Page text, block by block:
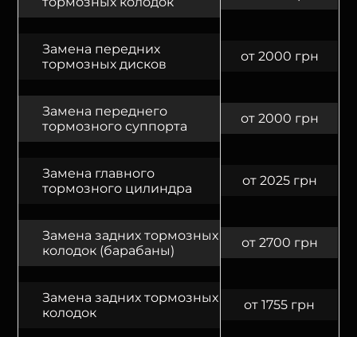
Замена передних
тормозных дисков
от 2000 грн
Замена переднего
тормозного суппорта
от 2000 грн
Замена главного
тормозного цилиндра
от 2025 грн
Замена задних тормозных
колодок (барабаны)
от 2700 грн
Замена задних тормозных
колодок
от 1755 грн